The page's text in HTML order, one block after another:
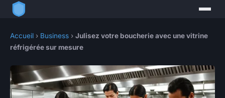
Accueil › Business › Julisez votre boucherie avec une vitrine
réfrigérée sur mesure